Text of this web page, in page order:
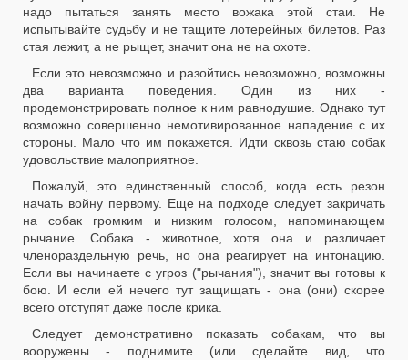
надо пытаться занять место вожака этой стаи. Не
испытывайте судьбу и не тащите лотерейных билетов. Раз
стая лежит, а не рыщет, значит она не на охоте.
Если это невозможно и разойтись невозможно, возможны
два варианта поведения. Один из них -
продемонстрировать полное к ним равнодушие. Однако тут
возможно совершенно немотивированное нападение с их
стороны. Мало что им покажется. Идти сквозь стаю собак
удовольствие малоприятное.
Пожалуй, это единственный способ, когда есть резон
начать войну первому. Еще на подходе следует закричать
на собак громким и низким голосом, напоминающем
рычание. Собака - животное, хотя она и различает
членораздельную речь, но она реагирует на интонацию.
Если вы начинаете с угроз ("рычания"), значит вы готовы к
бою. И если ей нечего тут защищать - она (они) скорее
всего отступят даже после крика.
Следует демонстративно показать собакам, что вы
вооружены - поднимите (или сделайте вид, что